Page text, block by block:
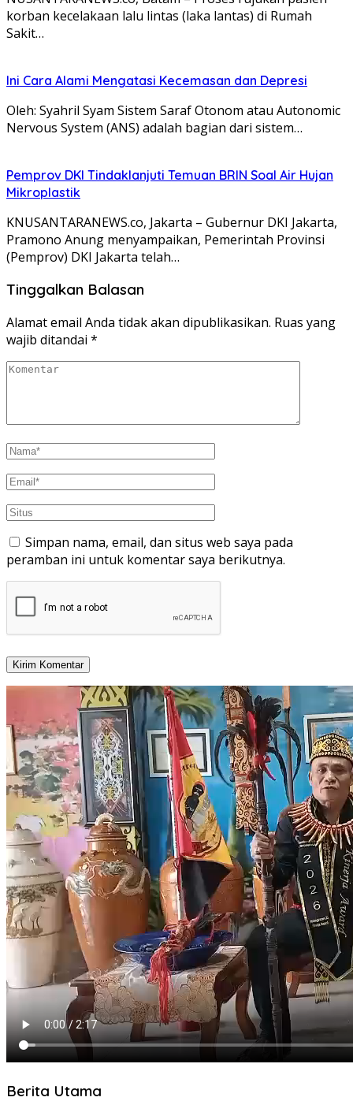
korban kecelakaan lalu lintas (laka lantas) di Rumah
Sakit…
Ini Cara Alami Mengatasi Kecemasan dan Depresi
Oleh: Syahril Syam Sistem Saraf Otonom atau Autonomic
Nervous System (ANS) adalah bagian dari sistem…
Pemprov DKI Tindaklanjuti Temuan BRIN Soal Air Hujan
Mikroplastik
KNUSANTARANEWS.co, Jakarta – Gubernur DKI Jakarta,
Pramono Anung menyampaikan, Pemerintah Provinsi
(Pemprov) DKI Jakarta telah…
Tinggalkan Balasan
Alamat email Anda tidak akan dipublikasikan. Ruas yang
wajib ditandai *
Simpan nama, email, dan situs web saya pada
peramban ini untuk komentar saya berikutnya.
Berita Utama